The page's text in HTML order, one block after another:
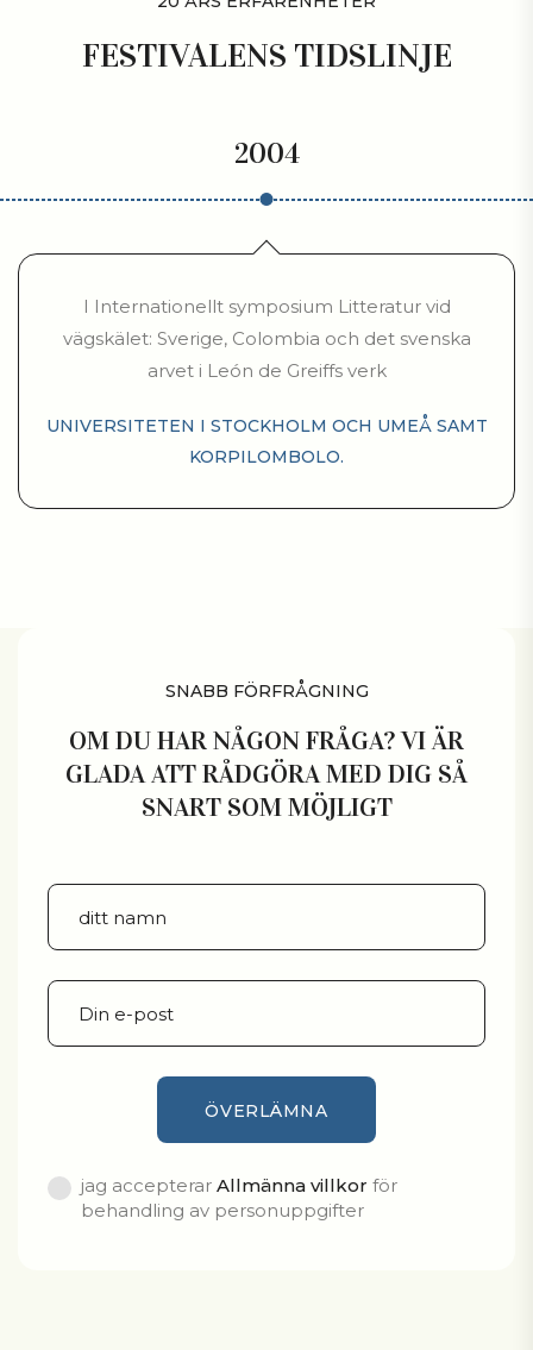
FESTIVALENS TIDSLINJE
2004
I Internationellt symposium Litteratur vid
vägskälet: Sverige, Colombia och det svenska
arvet i León de Greiffs verk
UNIVERSITETEN I STOCKHOLM OCH UMEÅ SAMT
KORPILOMBOLO.
SNABB FÖRFRÅGNING
OM DU HAR NÅGON FRÅGA? VI ÄR
GLADA ATT RÅDGÖRA MED DIG SÅ
SNART SOM MÖJLIGT
jag accepterar Allmänna villkor för
behandling av personuppgifter